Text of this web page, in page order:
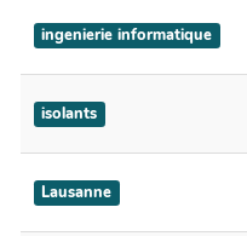
ingenierie informatique
isolants
Lausanne